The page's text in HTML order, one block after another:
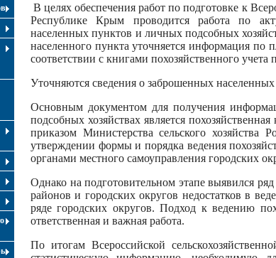
В целях обеспечения работ по подготовке к
Республике Крым проводится работа по
населенных пунктов и личных подсобных
населенного пункта уточняется информация
соответствии с книгами похозяйственного
Уточняются сведения о заброшенных населенных
Основным документом для получения
подсобных хозяйствах является
приказом Министерства сельского
утверждении формы и порядка ведения
органами местного самоуправления городских
Однако на подготовительном этапе выявился
районов и городских округов недостатков в
ряде городских округов. Подход к ведению
ответственная и важная работа.
По итогам Всероссийской